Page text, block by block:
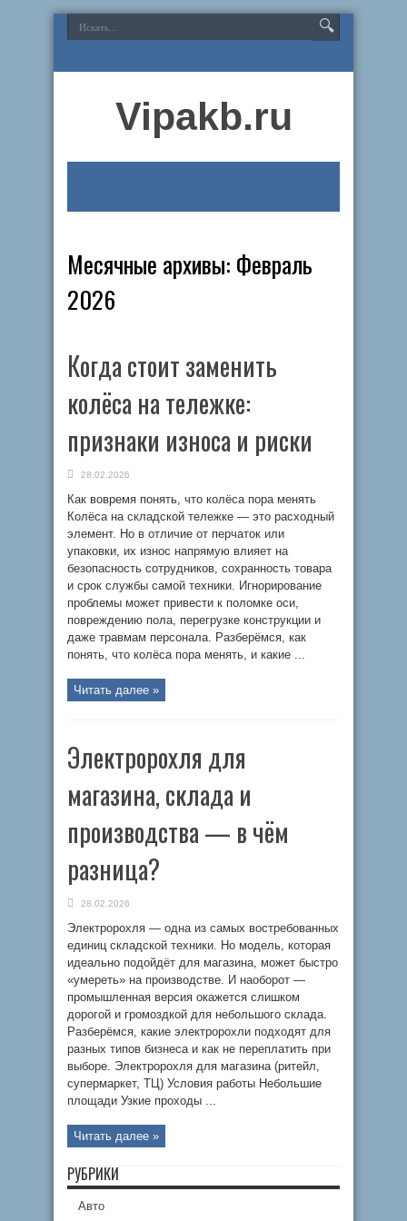
Vipakb.ru
Месячные архивы: Февраль
2026
Когда стоит заменить
колёса на тележке:
признаки износа и риски
28.02.2026
Как вовремя понять, что колёса пора менять
Колёса на складской тележке — это расходный
элемент. Но в отличие от перчаток или
упаковки, их износ напрямую влияет на
безопасность сотрудников, сохранность товара
и срок службы самой техники. Игнорирование
проблемы может привести к поломке оси,
повреждению пола, перегрузке конструкции и
даже травмам персонала. Разберёмся, как
понять, что колёса пора менять, и какие ...
Читать далее »
Электророхля для
магазина, склада и
производства — в чём
разница?
28.02.2026
Электророхля — одна из самых востребованных
единиц складской техники. Но модель, которая
идеально подойдёт для магазина, может быстро
«умереть» на производстве. И наоборот —
промышленная версия окажется слишком
дорогой и громоздкой для небольшого склада.
Разберёмся, какие электророхли подходят для
разных типов бизнеса и как не переплатить при
выборе. Электророхля для магазина (ритейл,
супермаркет, ТЦ) Условия работы Небольшие
площади Узкие проходы ...
Читать далее »
РУБРИКИ
Авто